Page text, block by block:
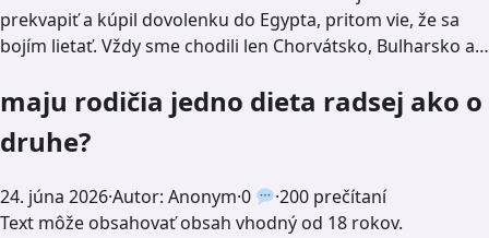
prekvapiť a kúpil dovolenku do Egypta, pritom vie, že sa
bojím lietať. Vždy sme chodili len Chorvátsko, Bulharsko a…
maju rodičia jedno dieta radsej ako o
druhe?
24. júna 2026·Autor: Anonym·0 ·200 prečítaní
Text môže obsahovať obsah vhodný od 18 rokov.